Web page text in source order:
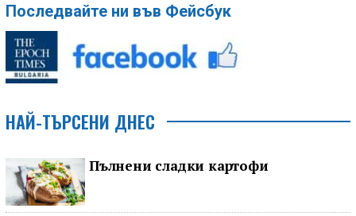
Последвайте ни във Фейсбук
НАЙ-ТЪРСЕНИ ДНЕС
Пълнени сладки картофи